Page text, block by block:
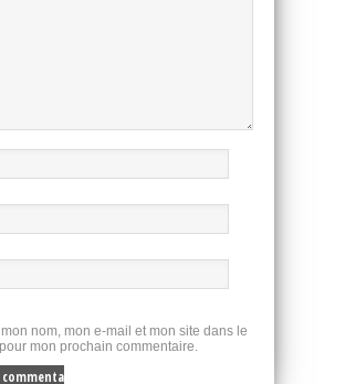
nom, mon e-mail et mon site dans le
mon prochain commentaire.